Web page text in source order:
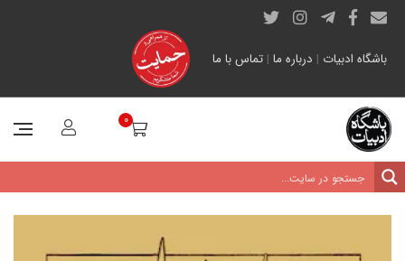
باشگاه ادبیات | درباره ما | تماس با ما
0